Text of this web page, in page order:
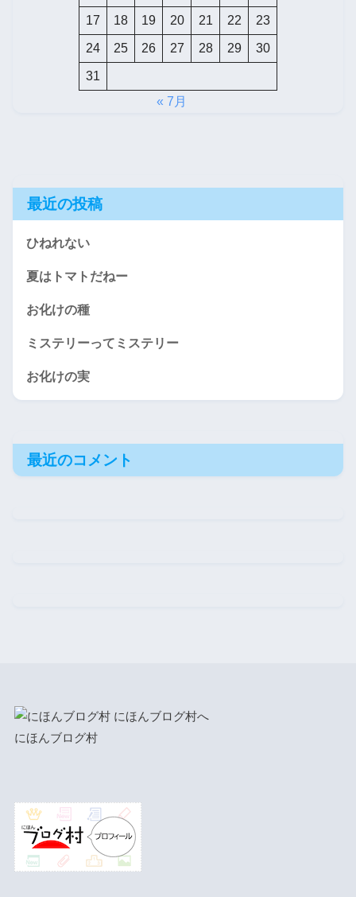
17 18 19 20 21 22 23
24 25 26 27 28 29 30
31
« 7月
最近の投稿
ひねれない
夏はトマトだねー
お化けの種
ミステリーってミステリー
お化けの実
最近のコメント
にほんブログ村